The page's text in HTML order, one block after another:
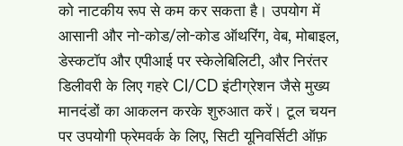
को नाटकीय रूप से कम कर सकता है। उपयोग में
आसानी और नो-कोड/लो-कोड ऑथरिंग, वेब, मोबाइल,
डेस्कटॉप और एपीआई पर स्केलेबिलिटी, और निरंतर
डिलीवरी के लिए गहरे CI/CD इंटीग्रेशन जैसे मुख्य
मानदंडों का आकलन करके शुरुआत करें। टूल चयन
पर उपयोगी फ्रेमवर्क के लिए, सिटी यूनिवर्सिटी ऑफ़